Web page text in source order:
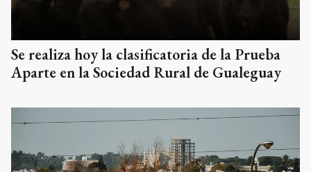
Se realiza hoy la clasificatoria de la Prueba
Aparte en la Sociedad Rural de Gualeguay